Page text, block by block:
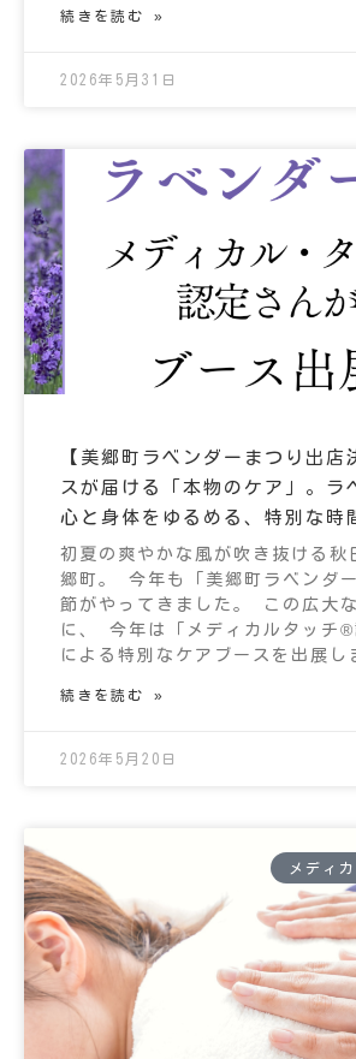
続きを読む »
2026年5月31日
【美郷町ラベンダーまつり出店
スが届ける「本物のケア」。ラ
心と身体をゆるめる、特別な時
初夏の爽やかな風が吹き抜ける秋
郷町。 今年も「美郷町ラベンダ
節がやってきました。 この広大
に、 今年は「メディカルタッチ®︎
による特別なケアブースを出展し
続きを読む »
2026年5月20日
メディ